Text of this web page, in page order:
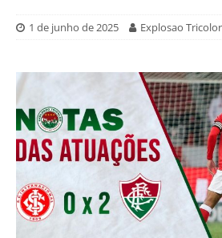
1 de junho de 2025 Explosao Tricolor